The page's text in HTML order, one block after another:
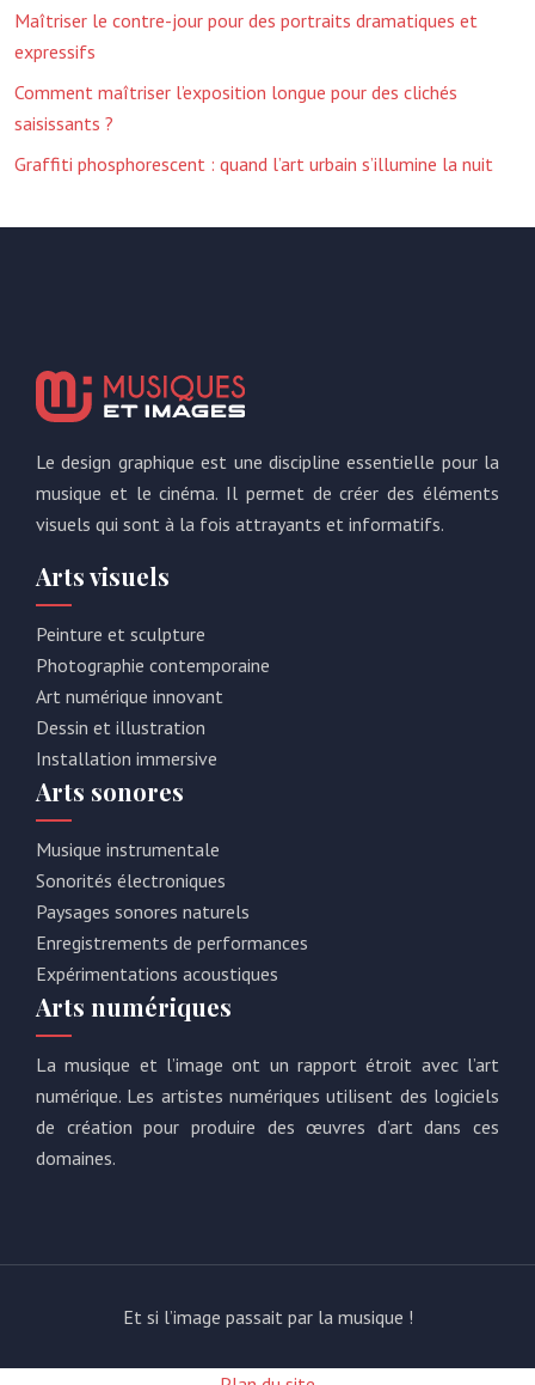
Maîtriser le contre-jour pour des portraits dramatiques et
expressifs
Comment maîtriser l’exposition longue pour des clichés
saisissants ?
Graffiti phosphorescent : quand l’art urbain s’illumine la nuit
Le design graphique est une discipline essentielle pour la
musique et le cinéma. Il permet de créer des éléments
visuels qui sont à la fois attrayants et informatifs.
Arts visuels
Peinture et sculpture
Photographie contemporaine
Art numérique innovant
Dessin et illustration
Installation immersive
Arts sonores
Musique instrumentale
Sonorités électroniques
Paysages sonores naturels
Enregistrements de performances
Expérimentations acoustiques
Arts numériques
La musique et l’image ont un rapport étroit avec l’art
numérique. Les artistes numériques utilisent des logiciels
de création pour produire des œuvres d’art dans ces
domaines.
Et si l’image passait par la musique !